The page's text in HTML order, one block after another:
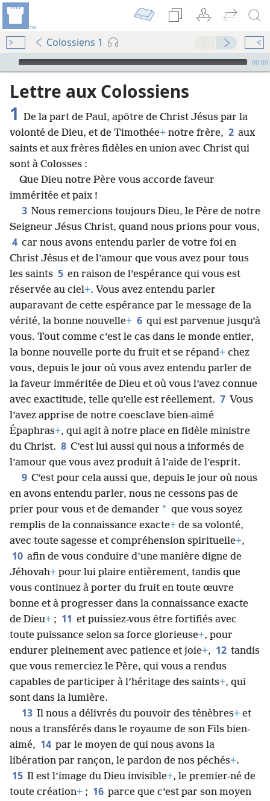
Colossiens 1
Audio Player
00:00
Lettre aux Colossiens
1 De la part de Paul, apôtre de Christ Jésus par la
volonté de Dieu, et de Timothée+ notre frère, 2 aux
saints et aux frères fidèles en union avec Christ qui
sont à Colosses :
Que Dieu notre Père vous accorde faveur
imméritée et paix !
3 Nous remercions toujours Dieu, le Père de notre
Seigneur Jésus Christ, quand nous prions pour vous,
4 car nous avons entendu parler de votre foi en
Christ Jésus et de l’amour que vous avez pour tous
les saints 5 en raison de l’espérance qui vous est
réservée au ciel+. Vous avez entendu parler
auparavant de cette espérance par le message de la
vérité, la bonne nouvelle+ 6 qui est parvenue jusqu’à
vous. Tout comme c’est le cas dans le monde entier,
la bonne nouvelle porte du fruit et se répand+ chez
vous, depuis le jour où vous avez entendu parler de
la faveur imméritée de Dieu et où vous l’avez connue
avec exactitude, telle qu’elle est réellement. 7 Vous
l’avez apprise de notre coesclave bien-aimé
Épaphras+, qui agit à notre place en fidèle ministre
du Christ. 8 C’est lui aussi qui nous a informés de
l’amour que vous avez produit à l’aide de l’esprit.
9 C’est pour cela aussi que, depuis le jour où nous
en avons entendu parler, nous ne cessons pas de
prier pour vous et de demander * que vous soyez
remplis de la connaissance exacte+ de sa volonté,
avec toute sagesse et compréhension spirituelle+,
10 afin de vous conduire d’une manière digne de
Jéhovah+ pour lui plaire entièrement, tandis que
vous continuez à porter du fruit en toute œuvre
bonne et à progresser dans la connaissance exacte
de Dieu+ ; 11 et puissiez-​vous être fortifiés avec
toute puissance selon sa force glorieuse+, pour
endurer pleinement avec patience et joie+, 12 tandis
que vous remerciez le Père, qui vous a rendus
capables de participer à l’héritage des saints+, qui
sont dans la lumière.
13 Il nous a délivrés du pouvoir des ténèbres+ et
nous a transférés dans le royaume de son Fils bien-
aimé, 14 par le moyen de qui nous avons la
libération par rançon, le pardon de nos péchés+.
15 Il est l’image du Dieu invisible+, le premier-né de
toute création+ ; 16 parce que c’est par son moyen